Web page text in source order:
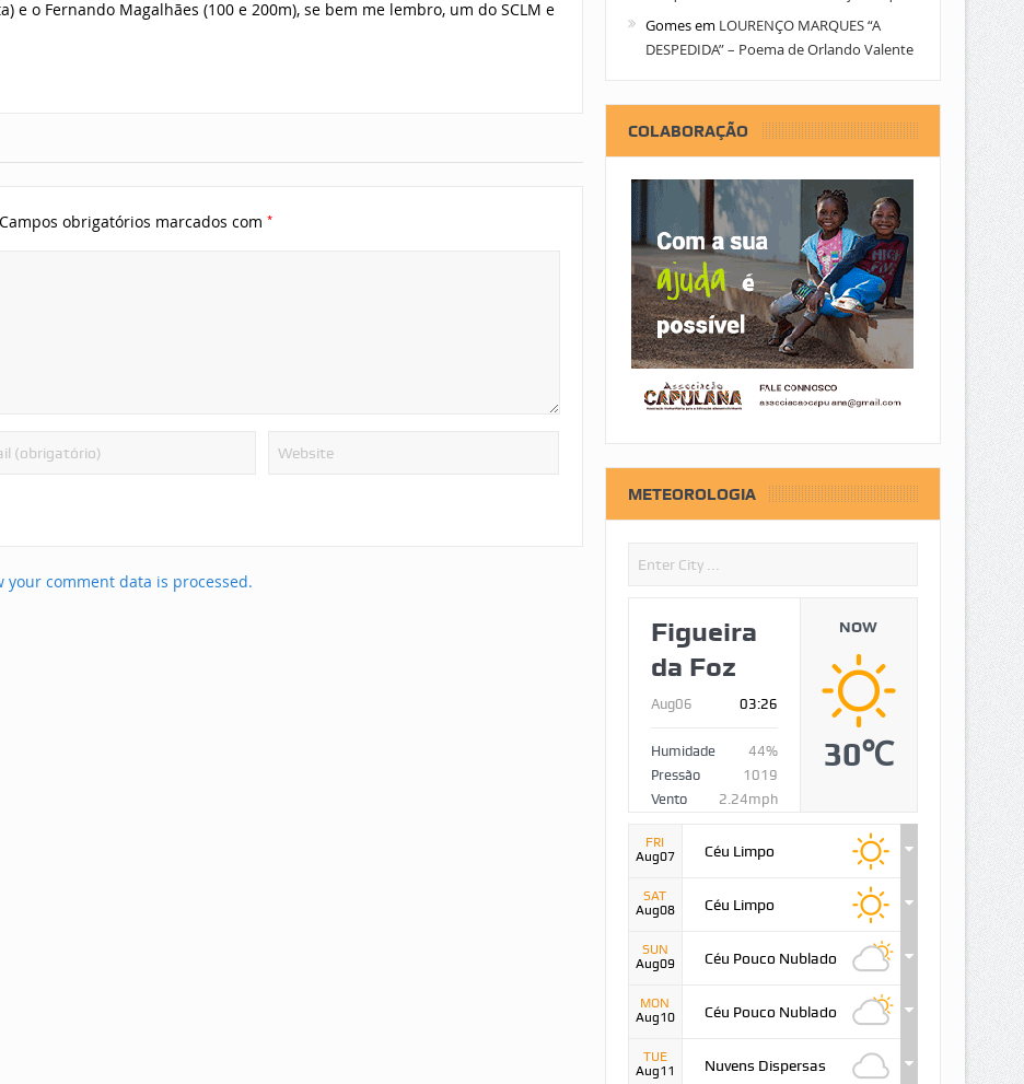
e o Fernando Magalhães (100 e 200m), se bem me lembro, um do SCLM e
Campos obrigatórios marcados com *
your comment data is processed.
Gomesem LOURENÇO MARQUES “A
DESPEDIDA” – Poema de Orlando Valente
COLABORAÇÃO
METEOROLOGIA
Figueira
da Foz
Aug06 03:26
Humidade
44%
Pressão
1019
Vento
2.24mph
NOW
30℃
FRI
Aug07
Céu Limpo
SAT
Aug08
Céu Limpo
SUN
Aug09
Céu Pouco Nublado
MON
Aug10
Céu Pouco Nublado
TUE
Aug11
Nuvens Dispersas